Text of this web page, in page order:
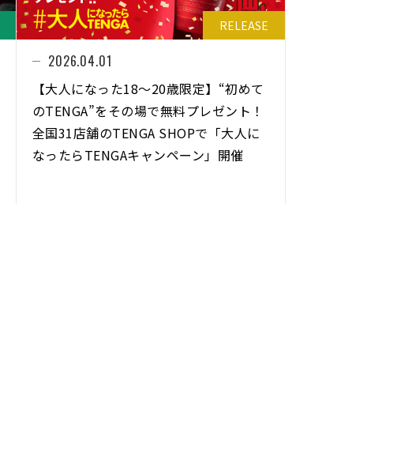
RELEASE
2026.04.01
【⼤⼈になった18〜20歳限定】“初めて
のTENGA”をその場で無料プレゼント！
全国31店舗のTENGA SHOPで「⼤⼈に
なったらTENGAキャンペーン」開催